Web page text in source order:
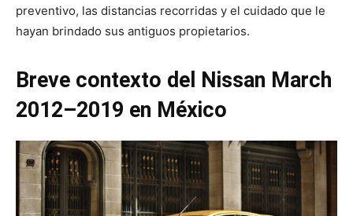
preventivo, las distancias recorridas y el cuidado que le
hayan brindado sus antiguos propietarios.
Breve contexto del Nissan March
2012–2019 en México